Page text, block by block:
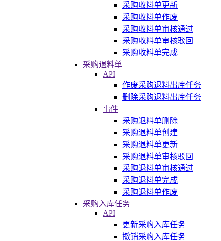
采购收料单更新
采购收料单作废
采购收料单审核通过
采购收料单审核驳回
采购收料单完成
采购退料单
API
作废采购退料出库任务
删除采购退料出库任务
事件
采购退料单删除
采购退料单创建
采购退料单更新
采购退料单审核驳回
采购退料单审核通过
采购退料单完成
采购退料单作废
采购入库任务
API
更新采购入库任务
撤销采购入库任务